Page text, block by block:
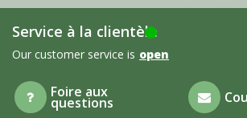
Service à la clientèle
Our customer service is open
Foire aux
questions